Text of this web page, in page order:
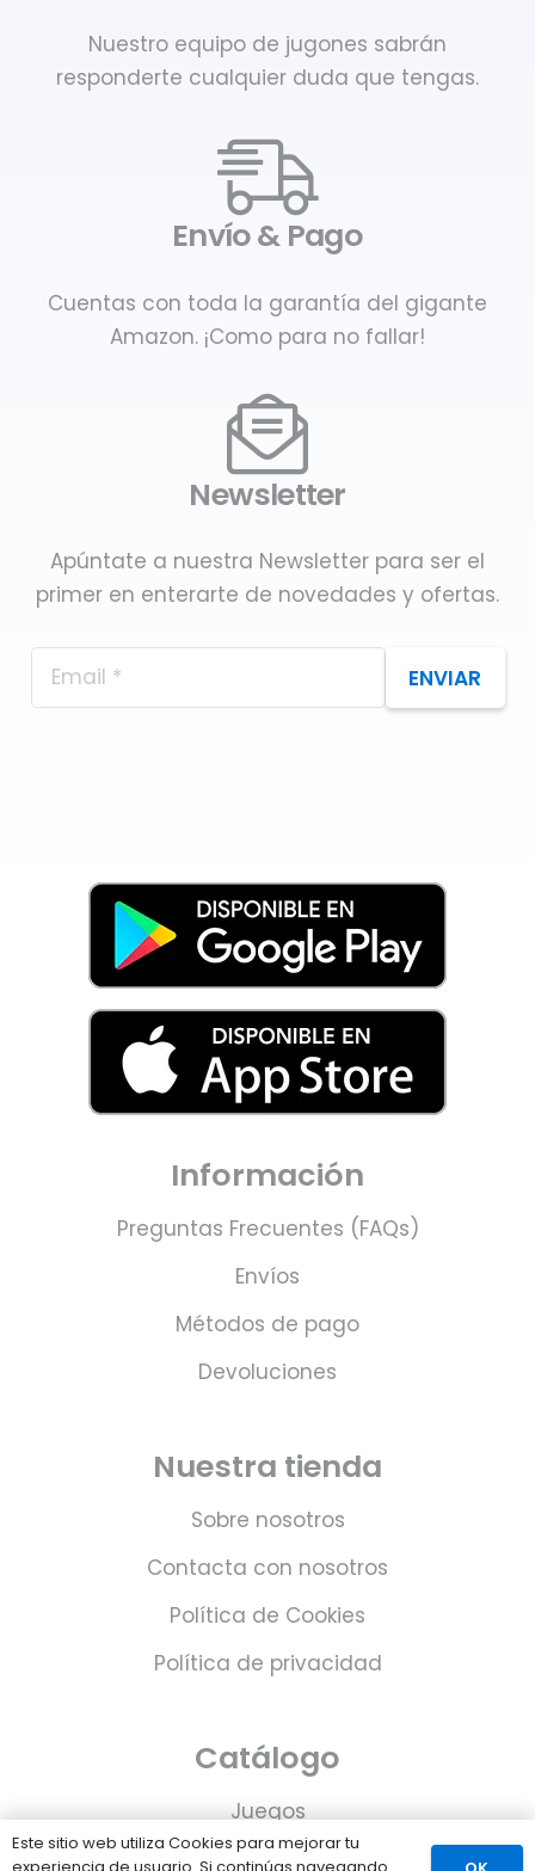
Nuestro equipo de jugones sabrán
responderte cualquier duda que tengas.
Envío & Pago
Cuentas con toda la garantía del gigante
Amazon. ¡Como para no fallar!
Newsletter
Apúntate a nuestra Newsletter para ser el
primer en enterarte de novedades y ofertas.
ENVIAR
Información
Preguntas Frecuentes (FAQs)
Envíos
Métodos de pago
Devoluciones
Nuestra tienda
Sobre nosotros
Contacta con nosotros
Política de Cookies
Política de privacidad
Catálogo
Juegos
Consolas
Este sitio web utiliza Cookies para mejorar tu